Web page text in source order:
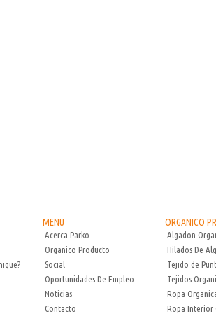
MENU
Acerca Parko
Organico Producto
Social
Oportunidades De Empleo
Noticias
Contacto
ORGANICO
Algadon
Hilados De
Tejido de
Tejidos
Ropa
Ropa Interior